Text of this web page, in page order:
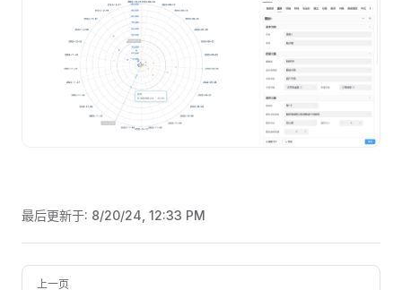
最后更新于: 8/20/24, 12:33 PM
Pager
上一页